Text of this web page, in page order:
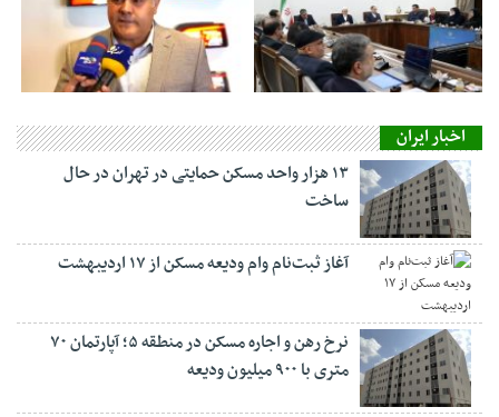
اخبار ایران
۱۳ هزار واحد مسکن حمایتی در تهران در حال
ساخت
آغاز ثبت‌نام وام ودیعه مسکن از ۱۷ اردیبهشت
نرخ‌ رهن و اجاره مسکن در منطقه ۵؛ آپارتمان ۷۰
متری با ۹۰۰ میلیون ودیعه